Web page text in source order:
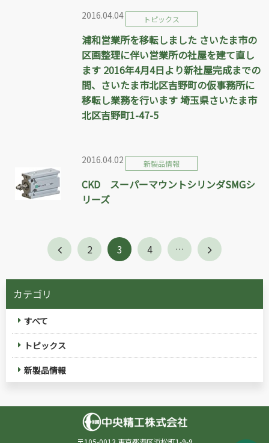
2016.04.04 トピックス
浦和営業所を移転しました さいたま市の
区画整理に伴い営業所の社屋を建て直し
ます 2016年4月4日より新社屋完成までの
間、さいたま市北区吉野町の仮事務所に
移転し業務を行います 埼玉県さいたま市
北区吉野町1-47-5
2016.04.02 新製品情報
CKD スーパーマウントシリンダSMGシ
リーズ
2 3 4 …
カテゴリ
すべて
トピックス
新製品情報